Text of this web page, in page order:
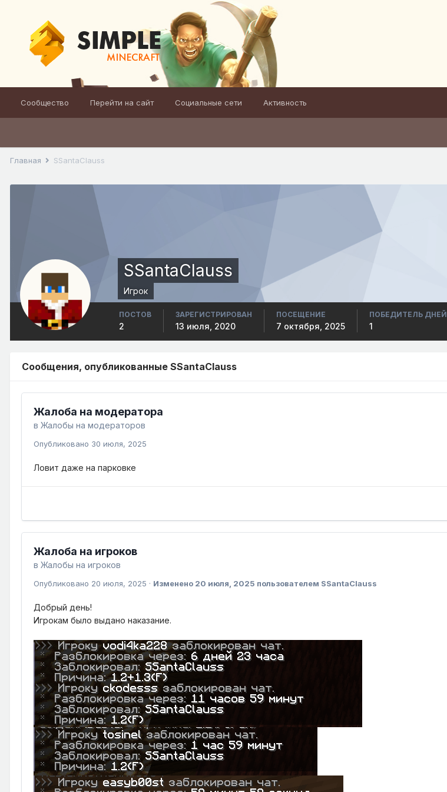
Сообщество Перейти на сайт Социальные сети Активность
Главная SSantaClauss
SSantaClauss
Игрок
ПОСТОВ
2
ЗАРЕГИСТРИРОВАН
13 июля, 2020
ПОСЕЩЕНИЕ
7 октября, 2025
ПОБЕДИТЕЛЬ ДНЕЙ
1
Сообщения, опубликованные SSantaClauss
Жалоба на модератора
в Жалобы на модераторов
Опубликовано 30 июля, 2025
Ловит даже на парковке
Жалоба на игроков
в Жалобы на игроков
Опубликовано 20 июля, 2025 · Изменено 20 июля, 2025 пользователем SSantaClauss
Добрый день!
Игрокам было выдано наказание.